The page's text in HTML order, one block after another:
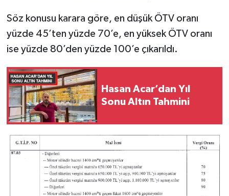
Söz konusu karara göre, en düşük ÖTV oranı
yüzde 45’ten yüzde 70’e, en yüksek ÖTV oranı
ise yüzde 80’den yüzde 100’e çıkarıldı.
Hasan Acar’dan Yıl
Sonu Altın Tahmini